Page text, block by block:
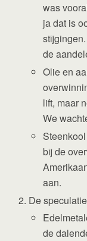
was
ja dat is
de
Olie en
lift, maar
We
bij de
aan.
De
de